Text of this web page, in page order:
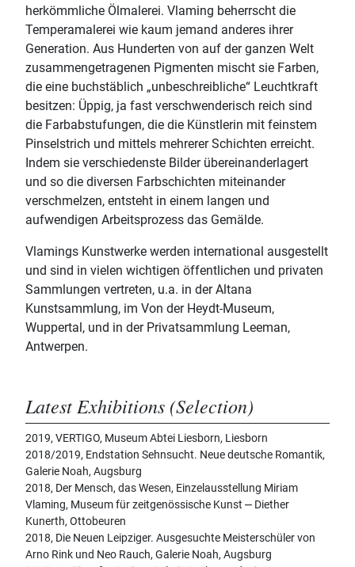
herkömmliche Ölmalerei. Vlaming beherrscht die
Temperamalerei wie kaum jemand anderes ihrer
Generation. Aus Hunderten von auf der ganzen Welt
zusammengetragenen Pigmenten mischt sie Farben,
die eine buchstäblich „unbeschreibliche“ Leuchtkraft
besitzen: Üppig, ja fast verschwenderisch reich sind
die Farbabstufungen, die die Künstlerin mit feinstem
Pinselstrich und mittels mehrerer Schichten erreicht.
Indem sie verschiedenste Bilder übereinanderlagert
und so die diversen Farbschichten miteinander
verschmelzen, entsteht in einem langen und
aufwendigen Arbeitsprozess das Gemälde.
Vlamings Kunstwerke werden international ausgestellt
und sind in vielen wichtigen öffentlichen und privaten
Sammlungen vertreten, u.a. in der Altana
Kunstsammlung, im Von der Heydt-Museum,
Wuppertal, und in der Privatsammlung Leeman,
Antwerpen.
Latest Exhibitions (Selection)
2019, VERTIGO, Museum Abtei Liesborn, Liesborn
2018/2019, Endstation Sehnsucht. Neue deutsche Romantik,
Galerie Noah, Augsburg
2018, Der Mensch, das Wesen, Einzelausstellung Miriam
Vlaming, Museum für zeitgenössische Kunst ‒ Diether
Kunerth, Ottobeuren
2018, Die Neuen Leipziger. Ausgesuchte Meisterschüler von
Arno Rink und Neo Rauch, Galerie Noah, Augsburg